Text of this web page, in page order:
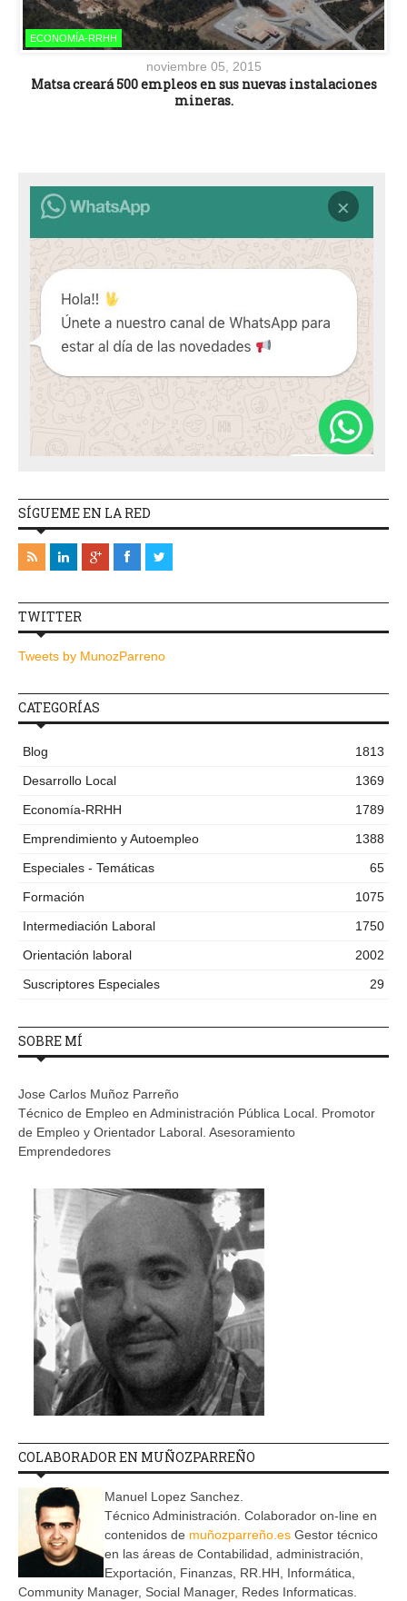
ECONOMÍA-RRHH
noviembre 05, 2015
Matsa creará 500 empleos en sus nuevas instalaciones
mineras.
SÍGUEME EN LA RED
TWITTER
Tweets by MunozParreno
CATEGORÍAS
Blog
1813
Desarrollo Local
1369
Economía-RRHH
1789
Emprendimiento y Autoempleo
1388
Especiales - Temáticas
65
Formación
1075
Intermediación Laboral
1750
Orientación laboral
2002
Suscriptores Especiales
29
SOBRE MÍ
Jose Carlos Muñoz Parreño
Técnico de Empleo en Administración Pública Local. Promotor
de Empleo y Orientador Laboral. Asesoramiento
Emprendedores
COLABORADOR EN MUÑOZPARREÑO
Manuel Lopez Sanchez.
Técnico Administración. Colaborador on-line en
contenidos de muñozparreño.es Gestor técnico
en las áreas de Contabilidad, administración,
Exportación, Finanzas, RR.HH, Informática,
Community Manager, Social Manager, Redes Informaticas.